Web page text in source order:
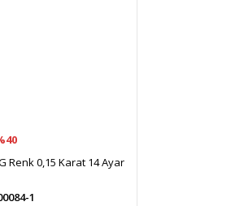
Renk 0,15 Karat 14 Ayar
1